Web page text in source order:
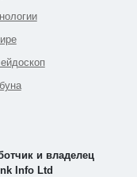
и владелец
Info Ltd